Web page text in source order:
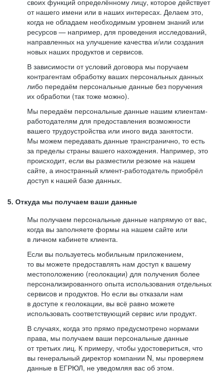
своих функций определённому лицу, которое действует
от нашего имени или в наших интересах. Делаем это,
когда не обладаем необходимым уровнем знаний или
ресурсов — например, для проведения исследований,
направленных на улучшение качества и/или создания
новых наших продуктов и сервисов.
В зависимости от условий договора мы поручаем
контрагентам обработку ваших персональных данных
либо передаём персональные данные без поручения
их обработки (так тоже можно).
Мы передаём персональные данные нашим клиентам-
работодателям для предоставления возможности
вашего трудоустройства или иного вида занятости.
Мы можем передавать данные трансгранично, то есть
за пределы страны вашего нахождения. Например, это
происходит, если вы разместили резюме на нашем
сайте, а иностранный клиент-работодатель приобрёл
доступ к нашей базе данных.
5. Откуда мы получаем ваши данные
Мы получаем персональные данные напрямую от вас,
когда вы заполняете формы на нашем сайте или
в личном кабинете клиента.
Если вы пользуетесь мобильным приложением,
то вы можете предоставлять нам доступ к вашему
местоположению (геолокации) для получения более
персонализированного опыта использования отдельных
сервисов и продуктов. Но если вы отказали нам
в доступе к геолокации, вы всё равно можете
использовать соответствующий сервис или продукт.
В случаях, когда это прямо предусмотрено нормами
права, мы получаем ваши персональные данные
от третьих лиц. К примеру, чтобы удостовериться, что
вы генеральный директор компании N, мы проверяем
данные в ЕГРЮЛ, не уведомляя вас об этом.